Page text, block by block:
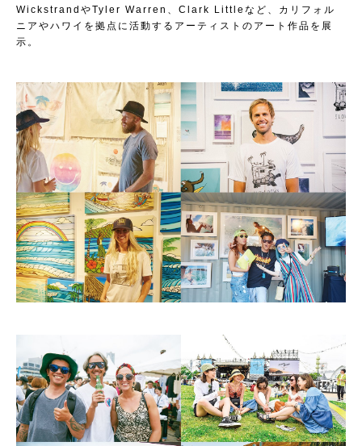
WickstrandやTyler Warren、Clark Littleなど、カリフォル
ニアやハワイを拠点に活動するアーティストのアート作品を展
示。